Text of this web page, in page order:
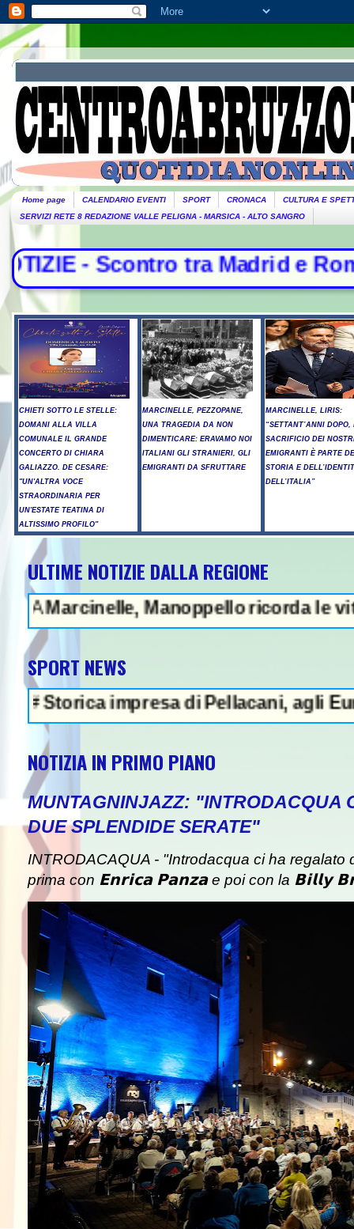
Home page CALENDARIO EVENTI SPORT CRONACA
CULTURA E
SERVIZI RETE 8 REDAZIONE VALLE PELIGNA - MARSICA - ALTO SANGRO
tra Madrid e Roma,
CHIETI SOTTO LE STELLE:
DOMANI ALLA VILLA
COMUNALE IL GRANDE
CONCERTO DI CHIARA
GALIAZZO. DE CESARE:
"UN'ALTRA VOCE
STRAORDINARIA PER
UN'ESTATE TEATINA DI
ALTISSIMO PROFILO"
MARCINELLE, PEZZOPANE,
UNA TRAGEDIA DA NON
DIMENTICARE: ERAVAMO NOI
ITALIANI GLI STRANIERI, GLI
EMIGRANTI DA SFRUTTARE
MARCINELLE, LIRIS:
“SETTANT’ANNI DOPO,
SACRIFICIO DEI
EMIGRANTI È PARTE
STORIA E
DELL’ITALIA”
ULTIME NOTIZIE DALLA REGIONE
Manoppello ricorda le vittime e i
SPORT NEWS
impresa di Pellacani, agli Europei il
NOTIZIA IN PRIMO PIANO
MUNTAGNINJAZZ: "INTRODACQUA
DUE SPLENDIDE SERATE"
INTRODACAQUA - "Introdacqua ci ha regalato
prima con 𝗘𝗻𝗿𝗶𝗰𝗮 𝗣𝗮𝗻𝘇𝗮 e poi con la 𝗕𝗶𝗹𝗹𝘆
NEWS IN EVIDENZA -